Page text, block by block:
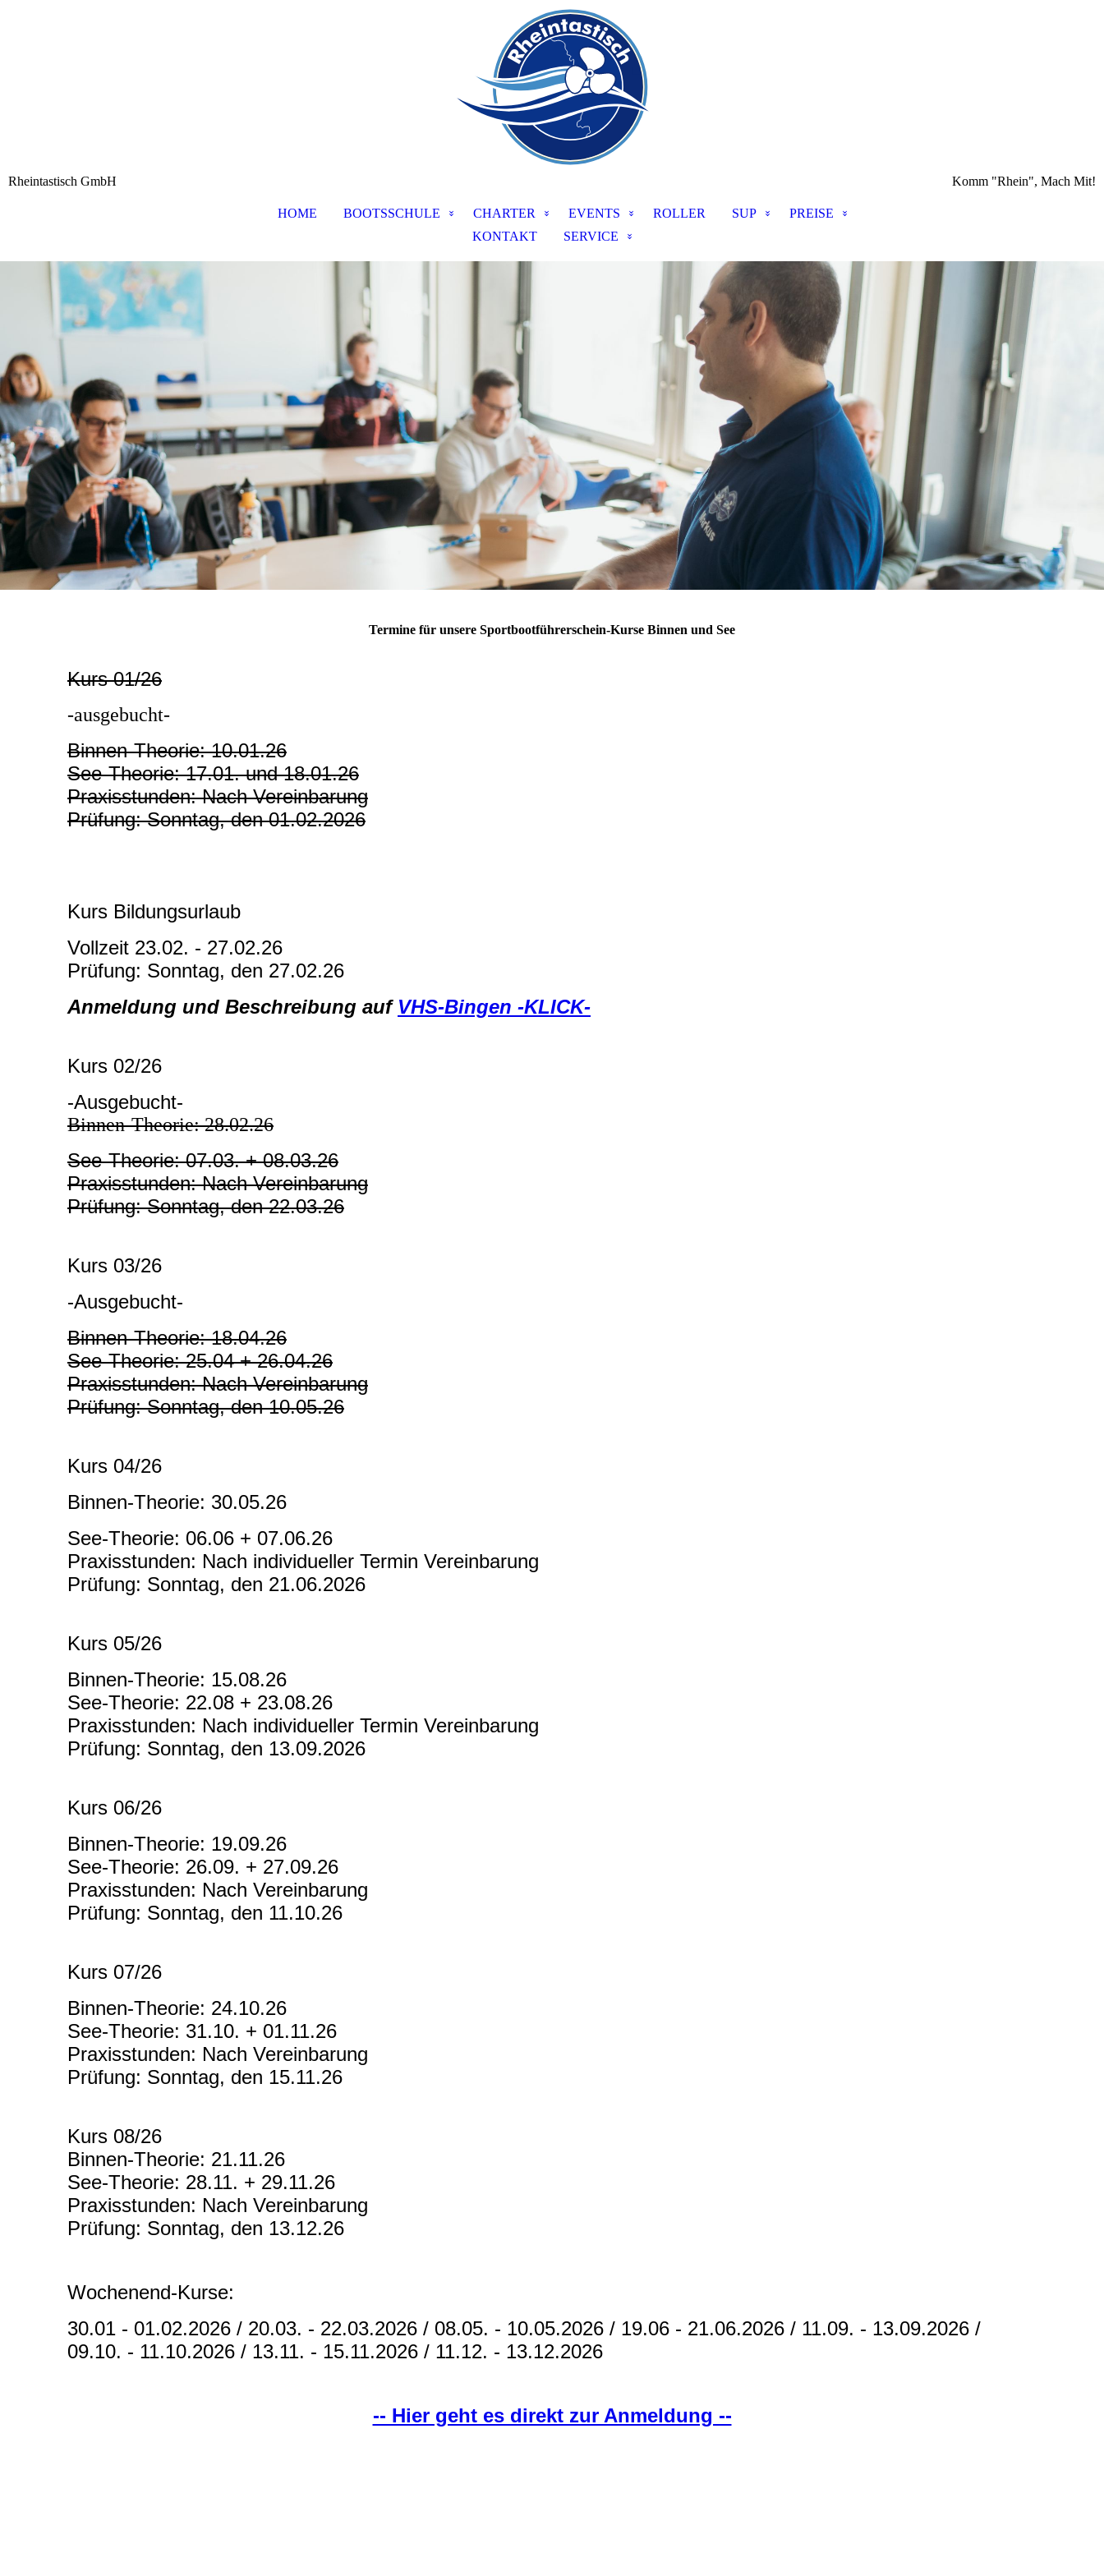
Rheintastisch GmbH Komm "Rhein", Mach Mit!
HOME BOOTSSCHULE CHARTER EVENTS ROLLER SUP
PREISE
KONTAKT
SERVICE
Termine für unsere Sportbootführerschein-Kurse Binnen und See
Kurs 01/26
-ausgebucht-
Binnen-Theorie: 10.01.26
See-Theorie: 17.01. und 18.01.26
Praxisstunden: Nach Vereinbarung
Prüfung: Sonntag, den 01.02.2026
Kurs Bildungsurlaub
Vollzeit 23.02. - 27.02.26
Prüfung: Sonntag, den 27.02.26
Anmeldung und Beschreibung auf VHS-Bingen -KLICK-
Kurs 02/26
-Ausgebucht-
Binnen-Theorie: 28.02.26
See-Theorie: 07.03. + 08.03.26
Praxisstunden: Nach Vereinbarung
Prüfung: Sonntag, den 22.03.26
Kurs 03/26
-Ausgebucht-
Binnen-Theorie: 18.04.26
See-Theorie: 25.04 + 26.04.26
Praxisstunden: Nach Vereinbarung
Prüfung: Sonntag, den 10.05.26
Kurs 04/26
Binnen-Theorie: 30.05.26
See-Theorie: 06.06 + 07.06.26
Praxisstunden: Nach individueller Termin Vereinbarung
Prüfung: Sonntag, den 21.06.2026
Kurs 05/26
Binnen-Theorie: 15.08.26
See-Theorie: 22.08 + 23.08.26
Praxisstunden: Nach individueller Termin Vereinbarung
Prüfung: Sonntag, den 13.09.2026
Kurs 06/26
Binnen-Theorie: 19.09.26
See-Theorie: 26.09. + 27.09.26
Praxisstunden: Nach Vereinbarung
Prüfung: Sonntag, den 11.10.26
Kurs 07/26
Binnen-Theorie: 24.10.26
See-Theorie: 31.10. + 01.11.26
Praxisstunden: Nach Vereinbarung
Prüfung: Sonntag, den 15.11.26
Kurs 08/26
Binnen-Theorie: 21.11.26
See-Theorie: 28.11. + 29.11.26
Praxisstunden: Nach Vereinbarung
Prüfung: Sonntag, den 13.12.26
Wochenend-Kurse:
30.01 - 01.02.2026 / 20.03. - 22.03.2026 / 08.05. - 10.05.2026 / 19.06 - 21.06.2026 / 11.09. - 13.09.2026 /
09.10. - 11.10.2026 / 13.11. - 15.11.2026 / 11.12. - 13.12.2026
-- Hier geht es direkt zur Anmeldung --